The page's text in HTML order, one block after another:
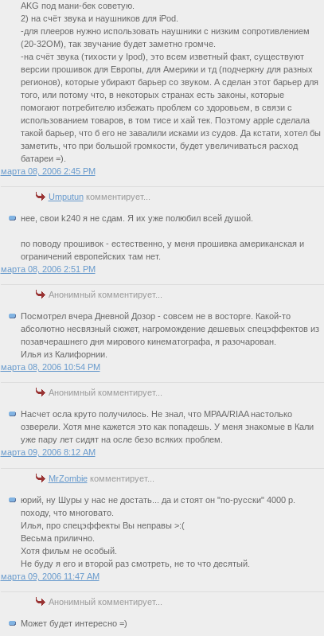
AKG под мани-бек советую.
2) на счёт звука и наушников для iPod.
-для плееров нужно использовать наушники с низким сопротивлением
(20-32ОМ), так звучание будет заметно громче.
-на счёт звука (тихости у Ipod), это всем изветный факт, существуют
версии прошивок для Европы, для Америки и тд (подчеркну для разных
регионов), которые убирают барьер со звуком. А сделан этот барьер для
того, или потому что, в некоторых странах есть законы, которые
помогают потребителю избежать проблем со здоровьем, в связи с
использованием товаров, в том тисе и хай тек. Поэтому apple сделала
такой барьер, что б его не завалили исками из судов. Да кстати, хотел бы
заметить, что при большой громкости, будет увеличиваться расход
батареи =).
марта 08, 2006 2:45 PM
Umputunкомментирует...
нее, свои k240 я не сдам. Я их уже полюбил всей душой.
по поводу прошивок - естественно, у меня прошивка американская и
ограничений европейских там нет.
марта 08, 2006 2:51 PM
Анонимный комментирует...
Посмотрел вчера Дневной Дозор - совсем не в восторге. Какой-то
абсолютно несвязный сюжет, нагромождение дешевых спецэффектов из
позавчерашнего дня мирового кинематографа, я разочарован.
Илья из Калифорнии.
марта 08, 2006 10:54 PM
Анонимный комментирует...
Насчет осла круто получилось. Не знал, что MPAA/RIAA настолько
озверели. Хотя мне кажется это как попадешь. У меня знакомые в Кали
уже пару лет сидят на осле безо всяких проблем.
марта 09, 2006 8:12 AM
MrZombieкомментирует...
юрий, ну Шуры у нас не достать... да и стоят он "по-русски" 4000 р.
походу, что многовато.
Илья, про спецэффекты Вы неправы >:(
Весьма прилично.
Хотя фильм не особый.
Не буду я его и второй раз смотреть, не то что десятый.
марта 09, 2006 11:47 AM
Анонимный комментирует...
Может будет интересно =)